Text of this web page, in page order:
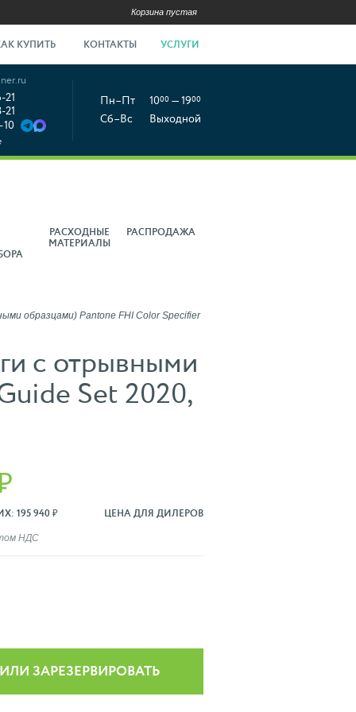
Корзина пустая
КУПИТЬ КОНТАКТЫ УСЛУГИ
21
21
10
Пн–Пт 1000 — 1900
Сб–Вс Выходной
РАСХОДНЫЕ
МАТЕРИАЛЫ
РАСПРОДАЖА
образцами) Pantone FHI Color Specifier
с отрывными
Set 2020,
195 940 ₽ ЦЕНА ДЛЯ ДИЛЕРОВ
НДС
ЗАРЕЗЕРВИРОВАТЬ